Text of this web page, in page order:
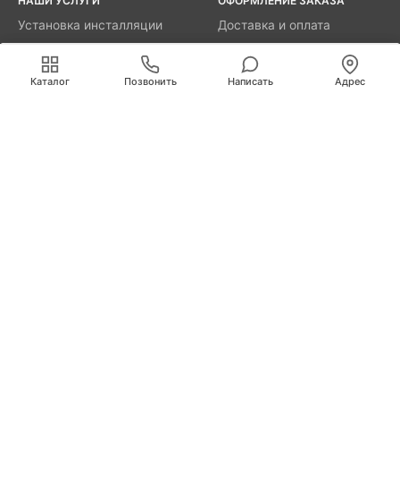
Установка инсталляции
Установка душевой
кабины
Доставка и оплата
Возврат
Каталог Позвонить Написать Адрес
Мы используем cookies для быстрой и удобной
работы сайта. Продолжая пользоваться сайтом, вы
принимаете условияобработки персональных данных.